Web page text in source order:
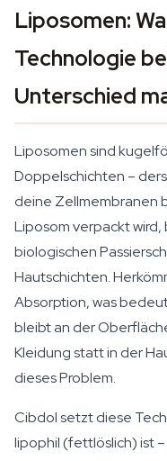
Liposomen:
Technologie
Unterschied
Liposomen sind
Doppelschichten –
deine Zellmembranen
Liposom verpackt
biologischen
Hautschichten.
Absorption, was
bleibt an der
Kleidung statt in der
dieses Problem.
Cibdol setzt diese
lipophil (fettlöslich) ist